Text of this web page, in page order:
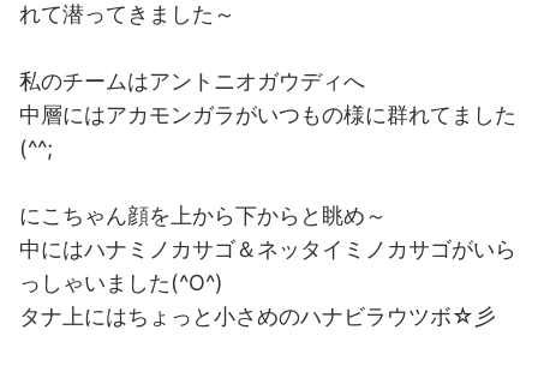
れて潜ってきました～
私のチームはアントニオガウディへ
中層にはアカモンガラがいつもの様に群れてました
(^^;
にこちゃん顔を上から下からと眺め～
中にはハナミノカサゴ＆ネッタイミノカサゴがいら
っしゃいました(^O^)
タナ上にはちょっと小さめのハナビラウツボ☆彡